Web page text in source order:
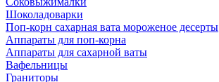
Шоколадоварки
Поп-корн сахарная вата мороженое десерты
Аппараты для поп-корна
Аппараты для сахарной ваты
Вафельницы
Граниторы